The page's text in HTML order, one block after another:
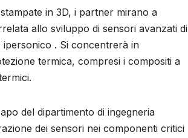
in 3D, i partner mirano a
allo sviluppo di sensori avanzati di
. Si concentrerà in
termica, compresi i compositi a
del dipartimento di ingegneria
dei sensori nei componenti critici